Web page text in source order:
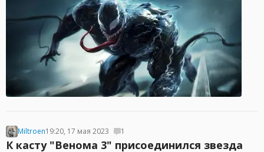
Miltroen19:20, 17 мая 2023 1
К касту "Венома 3" присоединился звезда